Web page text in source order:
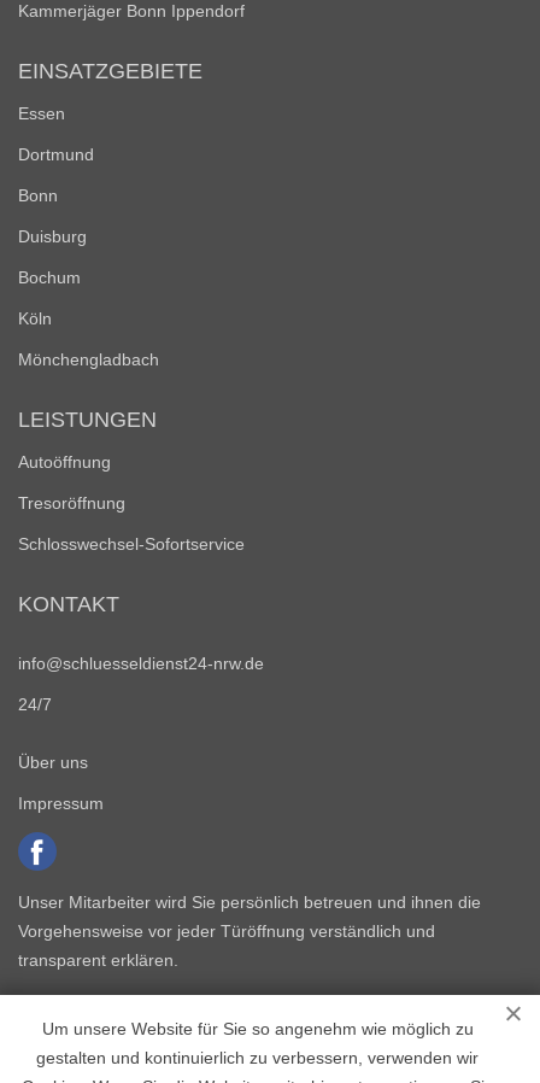
Um unsere Website für Sie so angenehm wie möglich zu
gestalten und kontinuierlich zu verbessern, verwenden wir
Kammerjäger Bonn Ippendorf
EINSATZGEBIETE
Essen
Dortmund
Bonn
Duisburg
Bochum
Köln
Mönchengladbach
LEISTUNGEN
Autoöffnung
Tresoröffnung
Schlosswechsel-Sofortservice
KONTAKT
info@schluesseldienst24-nrw.de
24/7
Über uns
Impressum
Unser Mitarbeiter wird Sie persönlich betreuen und ihnen die
Vorgehensweise vor jeder Türöffnung verständlich und
transparent erklären.